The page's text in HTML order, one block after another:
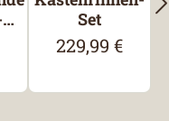
Preis:
Set
Regulärer
229,99 €